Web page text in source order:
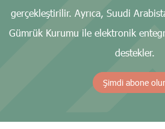
gerçekleştirilir. Ayrıca, Suudi
Gümrük Kurumu ile elektronik
destekler.
Şimdi abone